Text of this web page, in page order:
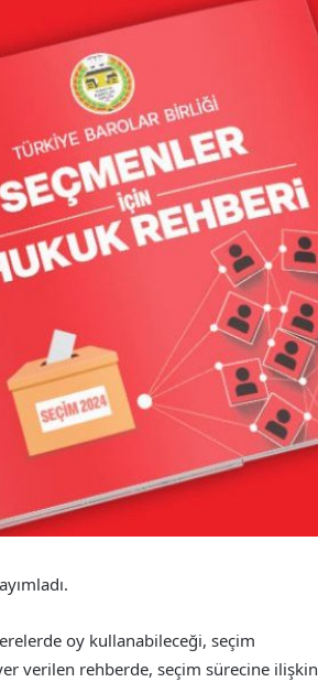
oy kullanabileceği, seçim
verilen rehberde, seçim sürecine ilişkin